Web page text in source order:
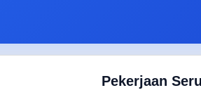
Pekerjaan